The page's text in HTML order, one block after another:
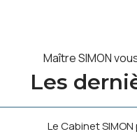
Maître SIMON
Les
Le Cabinet